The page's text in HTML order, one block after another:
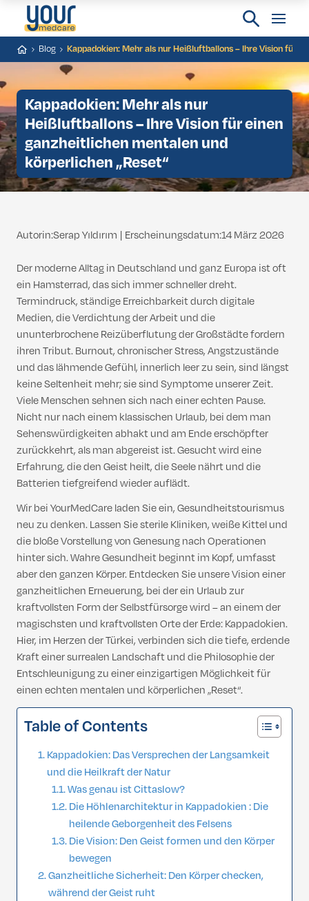
Blog Kappadokien: Mehr als nur Heißluftballons – Ihre Vision für
Kappadokien: Mehr als nur
Heißluftballons – Ihre Vision für einen
ganzheitlichen mentalen und
körperlichen „Reset“
Autorin:Serap Yıldırım | Erscheinungsdatum:14 März 2026
Der moderne Alltag in Deutschland und ganz Europa ist oft
ein Hamsterrad, das sich immer schneller dreht.
Termindruck, ständige Erreichbarkeit durch digitale
Medien, die Verdichtung der Arbeit und die
ununterbrochene Reizüberflutung der Großstädte fordern
ihren Tribut. Burnout, chronischer Stress, Angstzustände
und das lähmende Gefühl, innerlich leer zu sein, sind längst
keine Seltenheit mehr; sie sind Symptome unserer Zeit.
Viele Menschen sehnen sich nach einer echten Pause.
Nicht nur nach einem klassischen Urlaub, bei dem man
Sehenswürdigkeiten abhakt und am Ende erschöpfter
zurückkehrt, als man abgereist ist. Gesucht wird eine
Erfahrung, die den Geist heilt, die Seele nährt und die
Batterien tiefgreifend wieder auflädt.
Wir bei YourMedCare laden Sie ein, Gesundheitstourismus
neu zu denken. Lassen Sie sterile Kliniken, weiße Kittel und
die bloße Vorstellung von Genesung nach Operationen
hinter sich. Wahre Gesundheit beginnt im Kopf, umfasst
aber den ganzen Körper. Entdecken Sie unsere Vision einer
ganzheitlichen Erneuerung, bei der ein Urlaub zur
kraftvollsten Form der Selbstfürsorge wird – an einem der
magischsten und kraftvollsten Orte der Erde: Kappadokien.
Hier, im Herzen der Türkei, verbinden sich die tiefe, erdende
Kraft einer surrealen Landschaft und die Philosophie der
Entschleunigung zu einer einzigartigen Möglichkeit für
einen echten mentalen und körperlichen „Reset“.
Table of Contents
Kappadokien: Das Versprechen der Langsamkeit
und die Heilkraft der Natur
Was genau ist Cittaslow?
Die Höhlenarchitektur in Kappadokien : Die
heilende Geborgenheit des Felsens
Die Vision: Den Geist formen und den Körper
bewegen
Ganzheitliche Sicherheit: Den Körper checken,
während der Geist ruht